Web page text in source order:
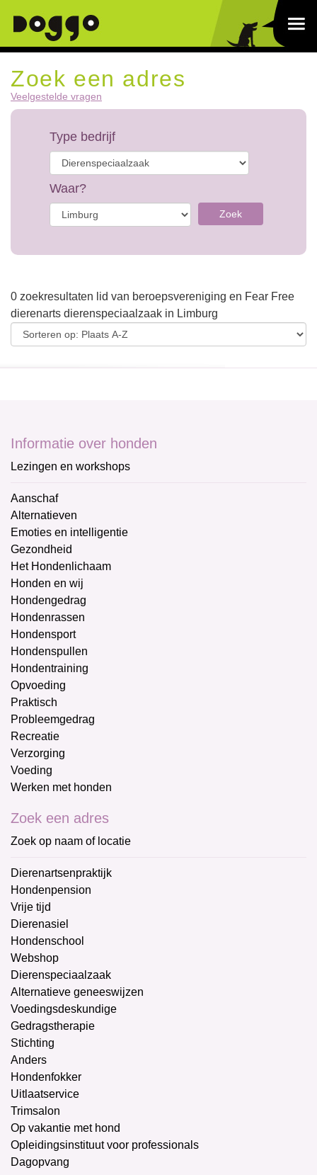
Zoek een adres
Veelgestelde vragen
Type bedrijf
Waar?
Zoek
0 zoekresultaten lid van beroepsvereniging en Fear Free
dierenarts dierenspeciaalzaak in Limburg
Informatie over honden
Lezingen en workshops
Aanschaf
Alternatieven
Emoties en intelligentie
Gezondheid
Het Hondenlichaam
Honden en wij
Hondengedrag
Hondenrassen
Hondensport
Hondenspullen
Hondentraining
Opvoeding
Praktisch
Probleemgedrag
Recreatie
Verzorging
Voeding
Werken met honden
Zoek een adres
Zoek op naam of locatie
Dierenartsenpraktijk
Hondenpension
Vrije tijd
Dierenasiel
Hondenschool
Webshop
Dierenspeciaalzaak
Alternatieve geneeswijzen
Voedingsdeskundige
Gedragstherapie
Stichting
Anders
Hondenfokker
Uitlaatservice
Trimsalon
Op vakantie met hond
Opleidingsinstituut voor professionals
Dagopvang